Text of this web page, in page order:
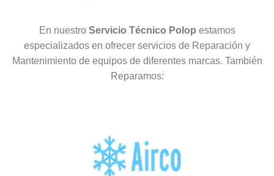
En nuestro Servicio Técnico Polop estamos
especializados en ofrecer servicios de Reparación y
Mantenimiento de equipos de diferentes marcas. También
Reparamos: